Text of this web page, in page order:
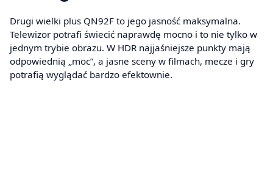
Drugi wielki plus QN92F to jego jasność maksymalna.
Telewizor potrafi świecić naprawdę mocno i to nie tylko w
jednym trybie obrazu. W HDR najjaśniejsze punkty mają
odpowiednią „moc”, a jasne sceny w filmach, mecze i gry
potrafią wyglądać bardzo efektownie.